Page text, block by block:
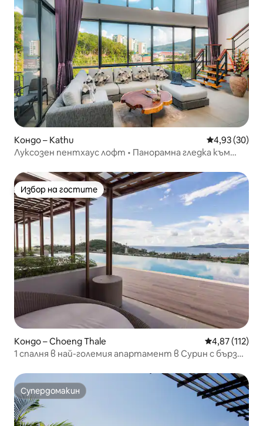
Кондо – Kathu Средна
4,93 (30)
Луксозен пентхаус лофт • Панорамна гледка към
Избор на гостите
Избор на гостите
Кондо – Choeng Thale Средна
4,87 (112)
1 спалня в най-големия апартамент в Сурин с бърз
Супердомакин
Супердомакин